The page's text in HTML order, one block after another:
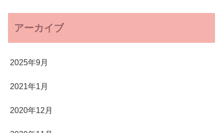
アーカイブ
2025年9月
2021年1月
2020年12月